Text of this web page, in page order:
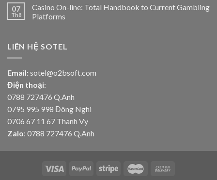
07
Th8
Casino On-line: Total Handbook to Current Gambling
Platforms
LIÊN HỆ SOTEL
Email: sotel@o2bsoft.com
Điện thoại:
0788 727476 Q.Anh
0795 995 998 Đông Nghi
0706 67 11 67 Thanh Vy
Zalo: 0788 727476 Q.Anh